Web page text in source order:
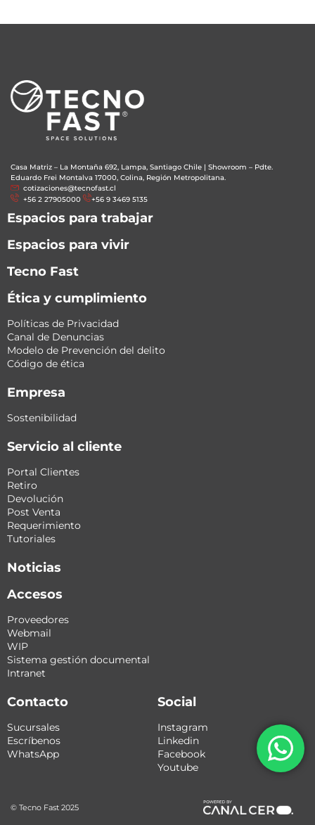
Casa Matriz – La Montaña 692, Lampa, Santiago Chile | Showroom – Pdte.
Eduardo Frei Montalva 17000, Colina, Región Metropolitana.
cotizaciones@tecnofast.cl
+56 2 27905000
+56 9 3469 5135
Espacios para trabajar
Espacios para vivir
Tecno Fast
Ética y cumplimiento
Políticas de Privacidad
Canal de Denuncias
Modelo de Prevención del delito
Código de ética
Empresa
Sostenibilidad
Servicio al cliente
Portal Clientes
Retiro
Devolución
Post Venta
Requerimiento
Tutoriales
Noticias
Accesos
Proveedores
Webmail
WIP
Sistema gestión documental
Intranet
Contacto
Sucursales
Escríbenos
WhatsApp
Social
Instagram
Linkedin
Facebook
Youtube
© Tecno Fast 2025